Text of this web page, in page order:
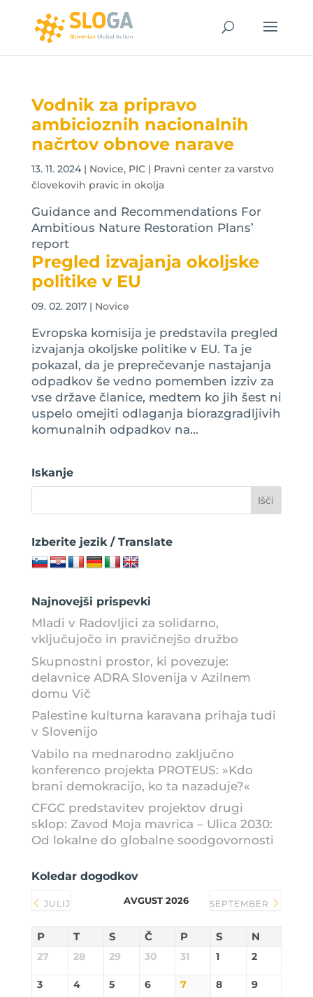
Vodnik za pripravo
ambicioznih nacionalnih
načrtov obnove narave
13. 11. 2024| Novice, PIC | Pravni center za varstvo
človekovih pravic in okolja
Guidance and Recommendations For
Ambitious Nature Restoration Plans’
report
Pregled izvajanja okoljske
politike v EU
09. 02. 2017| Novice
Evropska komisija je predstavila pregled
izvajanja okoljske politike v EU. Ta je
pokazal, da je preprečevanje nastajanja
odpadkov še vedno pomemben izziv za
vse države članice, medtem ko jih šest ni
uspelo omejiti odlaganja biorazgradljivih
komunalnih odpadkov na...
Iskanje
Izberite jezik / Translate
Najnovejši prispevki
Mladi v Radovljici za solidarno,
vključujočo in pravičnejšo družbo
Skupnostni prostor, ki povezuje:
delavnice ADRA Slovenija v Azilnem
domu Vič
Palestine kulturna karavana prihaja tudi
v Slovenijo
Vabilo na mednarodno zaključno
konferenco projekta PROTEUS: »Kdo
brani demokracijo, ko ta nazaduje?«
CFGC predstavitev projektov drugi
sklop: Zavod Moja mavrica – Ulica 2030:
Od lokalne do globalne soodgovornosti
Koledar dogodkov
JULIJ AVGUST 2026 SEPTEMBER
P T S Č P S N
27 28 29 30 31 1 2
3 4 5 6 7 8 9